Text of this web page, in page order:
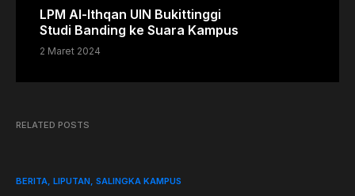
LPM Al-Ithqan UIN Bukittinggi
Studi Banding ke Suara Kampus
2 Maret 2024
RELATED POSTS
BERITA LIPUTAN SALINGKA KAMPUS